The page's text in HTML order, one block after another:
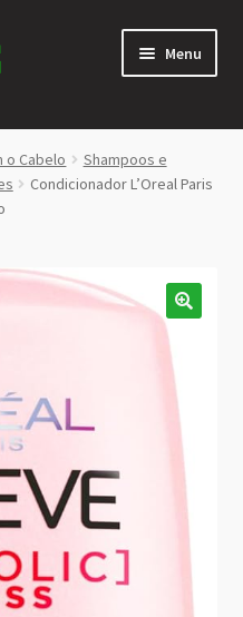
Menu
o Cabelo
Shampoos e
Condicionador L’Oreal Paris